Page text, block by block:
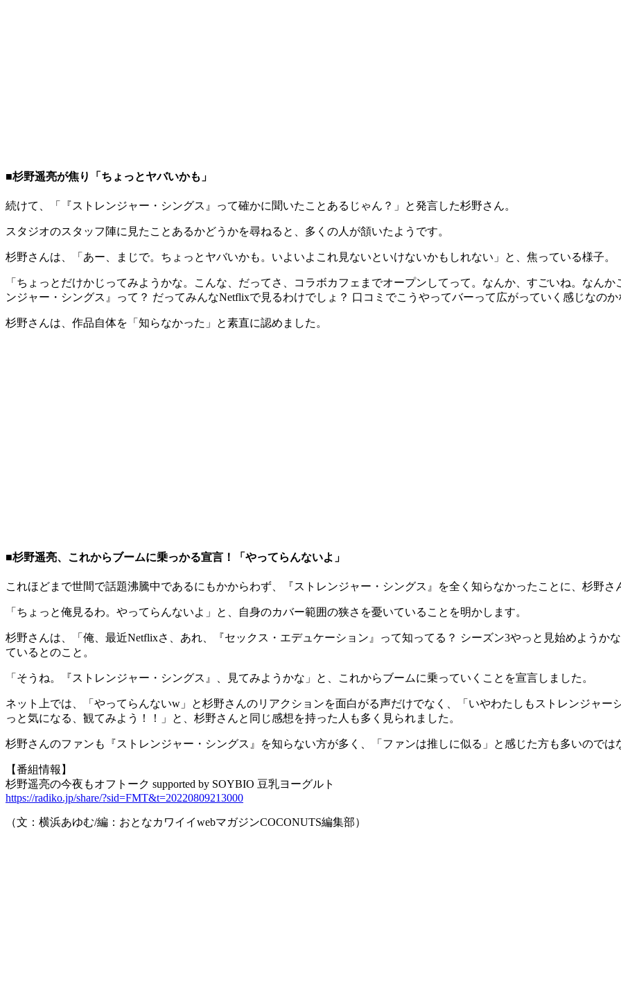
■杉野遥亮が焦り「ちょっとヤバいかも」
続けて、「『ストレンジャー・シングス』って確かに聞いたことあるじゃん？」と発言した杉野さん。
スタジオのスタッフ陣に見たことあるかどうかを尋ねると、多くの人が頷いたようです。
杉野さんは、「あー、まじで。ちょっとヤバいかも。いよいよこれ見ないといけないかもしれない」と、焦っている様子。
「ちょっとだけかじってみようかな。こんな、だってさ、コラボカフェまでオープンしてって。なんか、すごいね。なん
ンジャー・シングス』って？ だってみんなNetflixで見るわけでしょ？ 口コミでこうやってバーって広がっていく感じなの
杉野さんは、作品自体を「知らなかった」と素直に認めました。
■杉野遥亮、これからブームに乗っかる宣言！「やってらんないよ」
これほどまで世間で話題沸騰中であるにもかからわず、『ストレンジャー・シングス』を全く知らなかったことに、杉野さ
「ちょっと俺見るわ。やってらんないよ」と、自身のカバー範囲の狭さを憂いていることを明かします。
杉野さんは、「俺、最近Netflixさ、あれ、『セックス・エデュケーション』って知ってる？ シーズン3やっと見始めようか
ているとのこと。
「そうね。『ストレンジャー・シングス』、見てみようかな」と、これからブームに乗っていくことを宣言しました。
ネット上では、「やってらんないw」と杉野さんのリアクションを面白がる声だけでなく、「いやわたしもストレンジャ
っと気になる、観てみよう！！」と、杉野さんと同じ感想を持った人も多く見られました。
杉野さんのファンも『ストレンジャー・シングス』を知らない方が多く、「ファンは推しに似る」と感じた方も多いのでは
【番組情報】
杉野遥亮の今夜もオフトーク supported by SOYBIO 豆乳ヨーグルト
https://radiko.jp/share/?sid=FMT&t=20220809213000
（文：横浜あゆむ/編：おとなカワイイwebマガジンCOCONUTS編集部）